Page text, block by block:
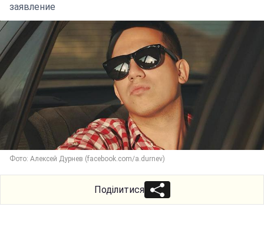
заявление
Фото: Алексей Дурнев (facebook.com/a.durnev)
Поділитися